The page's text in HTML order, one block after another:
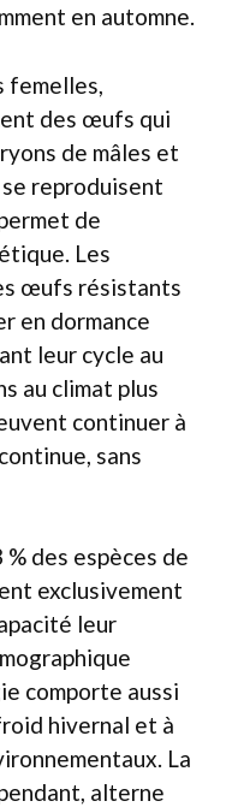
en automne.
des œufs qui
de mâles et
reproduisent
de
Les
œufs résistants
en dormance
leur cycle au
au climat plus
continuer à
sans
% des espèces de
exclusivement
leur
comporte aussi
hivernal et à
La
alterne